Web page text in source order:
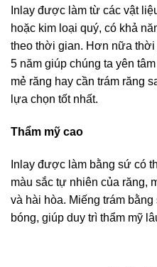
Inlay được làm từ các vật
hoặc kim loại quý, có khả
theo thời gian. Hơn nữa thời
5 năm giúp chúng ta yên
mẻ răng hay cần trám răng
lựa chọn tốt nhất.
Thẩm mỹ cao
Inlay được làm bằng sứ có
màu sắc tự nhiên của răng,
và hài hòa. Miếng trám
bóng, giúp duy trì thẩm mỹ